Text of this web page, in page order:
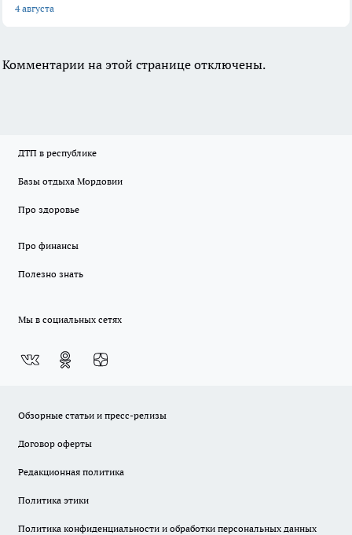
4 августа
Комментарии на этой странице отключены.
ДТП в республике
Базы отдыха Мордовии
Про здоровье
Про финансы
Полезно знать
Мы в социальных сетях
Обзорные статьи и пресс-релизы
Договор оферты
Редакционная политика
Политика этики
Политика конфиденциальности и обработки персональных данных